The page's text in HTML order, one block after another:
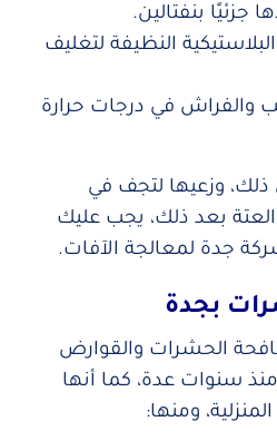
جزئيًا بنفتالين.
النظيفة لتغليف
والفراش في درجات حرارة
ذلك، وزعيها لتجف في
بعد ذلك، يجب عليك
جدة لمعالجة الآفات.
بجدة
الحشرات والقوارض
سنوات عدة، كما أنها
ومنها: